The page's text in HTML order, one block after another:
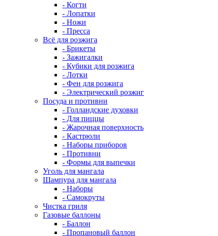
- Когти
- Лопатки
- Ножи
- Пресса
Всё для розжига
- Брикеты
- Зажигалки
- Кубики для розжига
- Лотки
- Фен для розжига
- Электрический розжиг
Посуда и противни
- Голландские духовки
- Для пиццы
- Жарочная поверхность
- Кастрюли
- Наборы приборов
- Противни
- Формы для выпечки
Уголь для мангала
Шампура для мангала
- Наборы
- Самокруты
Чистка гриля
Газовые баллоны
- Баллон
- Пропановый баллон